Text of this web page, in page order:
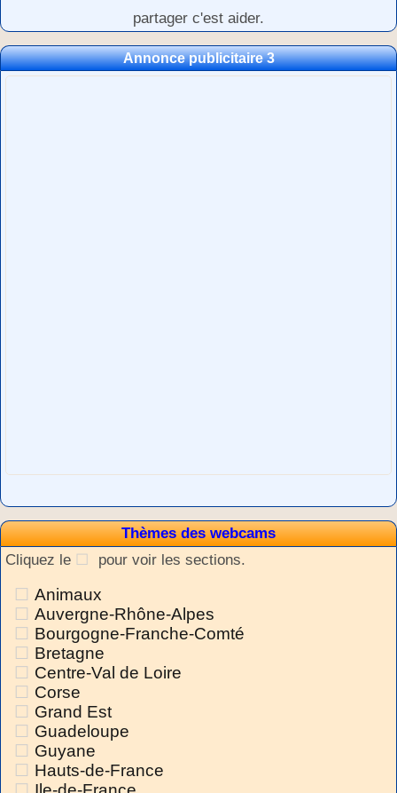
partager c'est aider.
Annonce publicitaire 3
Thèmes des webcams
Cliquez le
pour voir les sections.
Animaux
Auvergne-Rhône-Alpes
Bourgogne-Franche-Comté
Bretagne
Centre-Val de Loire
Corse
Grand Est
Guadeloupe
Guyane
Hauts-de-France